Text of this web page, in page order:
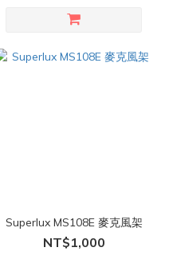
Superlux MS108E 麥克風架
NT$1,000